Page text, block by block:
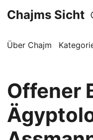
Chajms Sicht
Über Chajm
Offener